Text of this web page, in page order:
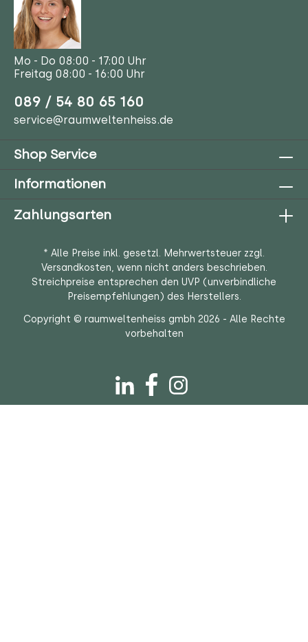
Mo - Do 08:00 - 17:00 Uhr
Freitag 08:00 - 16:00 Uhr
089 / 54 80 65 160
service@raumweltenheiss.de
Shop Service
Informationen
Zahlungsarten
* Alle Preise inkl. gesetzl. Mehrwertsteuer zzgl.
Versandkosten, wenn nicht anders beschrieben.
Streichpreise entsprechen den UVP (unverbindliche
Preisempfehlungen) des Herstellers.
Copyright © raumweltenheiss gmbh 2026 - Alle Rechte
vorbehalten